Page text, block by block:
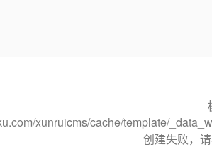
xunruicms/cache/template/
创建失败，